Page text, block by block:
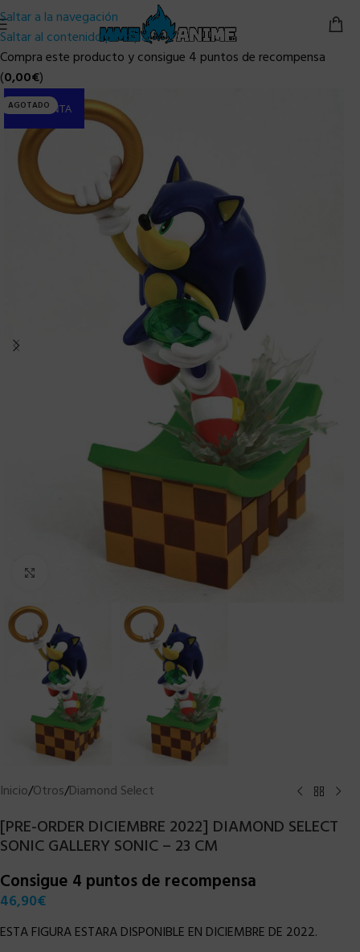
Saltar a la navegación
Saltar al contenido principal
Compra este producto y consigue 4 puntos de recompensa
(0,00€)
AGOTADO
PRE-VENTA
Clic para ampliar
Inicio/Otros/Diamond Select
[PRE-ORDER DICIEMBRE 2022] DIAMOND SELECT
SONIC GALLERY SONIC – 23 CM
Consigue 4 puntos de recompensa
46,90€
ESTA FIGURA ESTARA DISPONIBLE EN DICIEMBRE DE 2022.